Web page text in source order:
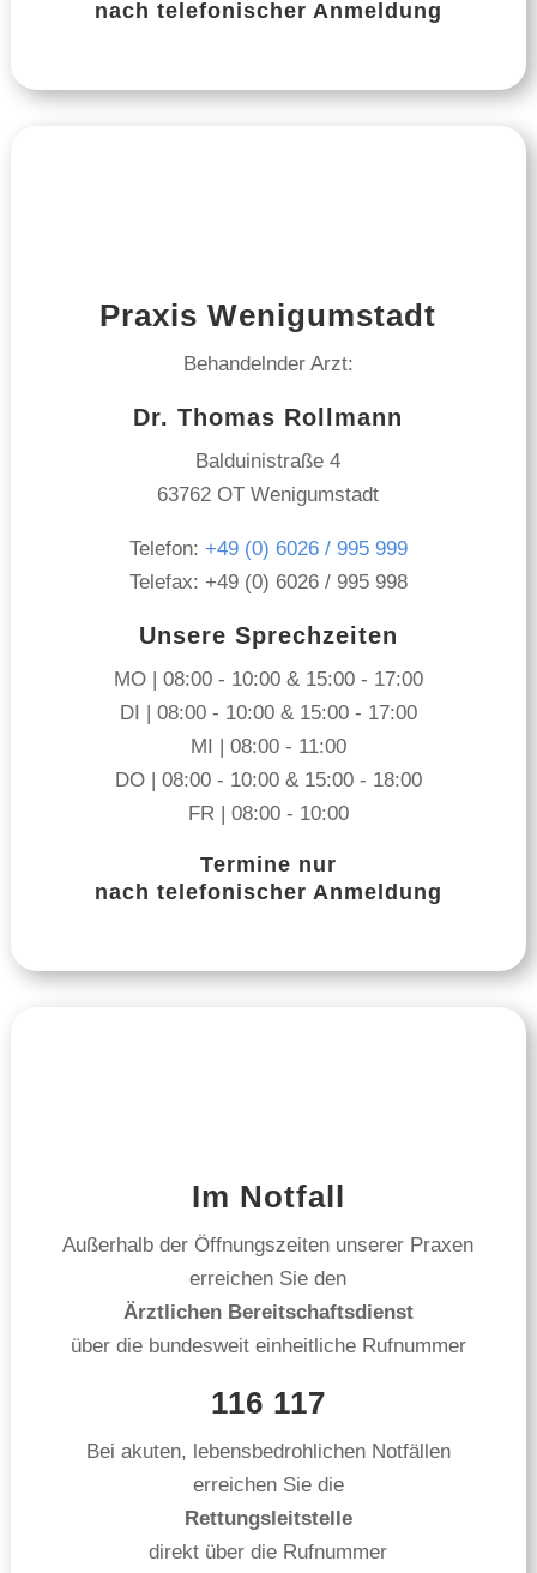
nach telefonischer Anmeldung
Praxis Wenigumstadt
Behandelnder Arzt:
Dr. Thomas Rollmann
Balduinistraße 4
63762 OT Wenigumstadt
Telefon: +49 (0) 6026 / 995 999
Telefax: +49 (0) 6026 / 995 998
Unsere Sprechzeiten
MO | 08:00 - 10:00 & 15:00 - 17:00
DI | 08:00 - 10:00 & 15:00 - 17:00
MI | 08:00 - 11:00
DO | 08:00 - 10:00 & 15:00 - 18:00
FR | 08:00 - 10:00
Termine nur
nach telefonischer Anmeldung
Im Notfall
Außerhalb der Öffnungszeiten unserer Praxen
erreichen Sie den
Ärztlichen Bereitschaftsdienst
über die bundesweit einheitliche Rufnummer
116 117
Bei akuten, lebensbedrohlichen Notfällen
erreichen Sie die
Rettungsleitstelle
direkt über die Rufnummer